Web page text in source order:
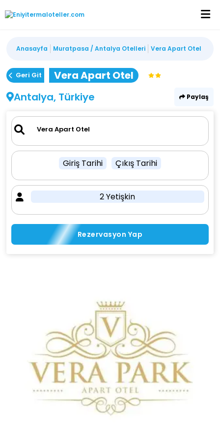
Anasayfa Muratpasa / Antalya Otelleri Vera Apart Otel
Geri Git
Vera Apart Otel
Antalya, Türkiye
Paylaş
Giriş Tarihi Çıkış Tarihi
2 Yetişkin
Rezervasyon Yap